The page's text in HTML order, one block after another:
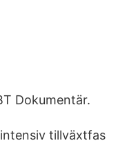
Dokumentär.
tillväxtfas